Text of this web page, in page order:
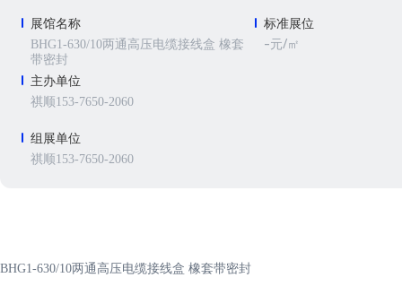
展馆名称
BHG1-630/10两通高压电缆接线盒 橡套
带密封
标准展位
-元/㎡
主办单位
祺顺153-7650-2060
组展单位
祺顺153-7650-2060
BHG1-630/10两通高压电缆接线盒 橡套带密封